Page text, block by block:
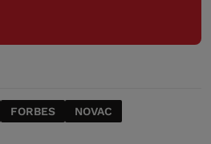
FORBES NOVAC